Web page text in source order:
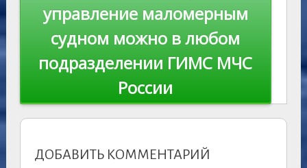
управление маломерным
судном можно в любом
подразделении ГИМС МЧС
России
ДОБАВИТЬ КОММЕНТАРИЙ